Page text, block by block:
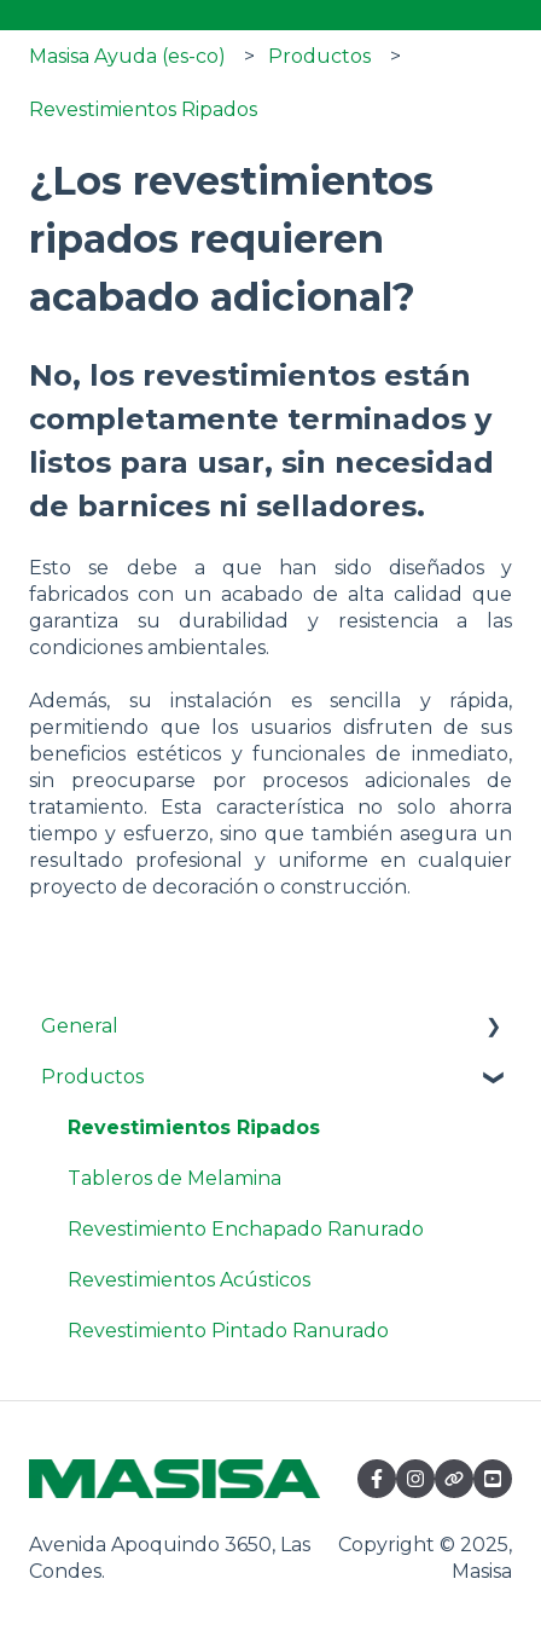
Masisa Ayuda (es-co) Productos
Revestimientos Ripados
¿Los revestimientos
ripados requieren
acabado adicional?
No, los revestimientos están
completamente terminados y
listos para usar, sin necesidad
de barnices ni selladores.
Esto se debe a que han sido diseñados y
fabricados con un acabado de alta calidad que
garantiza su durabilidad y resistencia a las
condiciones ambientales.
Además, su instalación es sencilla y rápida,
permitiendo que los usuarios disfruten de sus
beneficios estéticos y funcionales de inmediato,
sin preocuparse por procesos adicionales de
tratamiento. Esta característica no solo ahorra
tiempo y esfuerzo, sino que también asegura un
resultado profesional y uniforme en cualquier
proyecto de decoración o construcción.
General
Comprar y cotizar
Reclamos
Productos
Revestimientos Ripados
Tableros de Melamina
Revestimiento Enchapado Ranurado
Revestimientos Acústicos
Revestimiento Pintado Ranurado
Avenida Apoquindo 3650, Las
Condes.
Copyright © 2025,
Masisa